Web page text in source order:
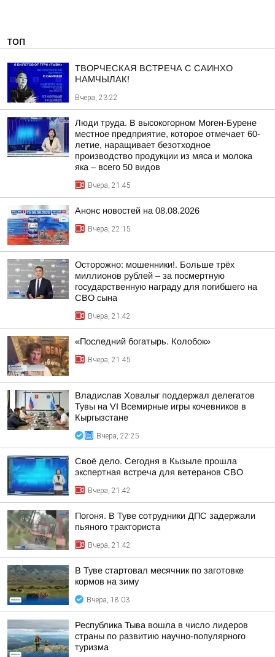
ТОП
ТВОРЧЕСКАЯ ВСТРЕЧА С САИНХО
НАМЧЫЛАК!
Вчера, 23:22
Люди труда. В высокогорном Моген-Бурене
местное предприятие, которое отмечает 60-
летие, наращивает безотходное
производство продукции из мяса и молока
яка – всего 50 видов
Вчера, 21:45
Анонс новостей на 08.08.2026
Вчера, 22:15
Осторожно: мошенники!. Больше трёх
миллионов рублей – за посмертную
государственную награду для погибшего на
СВО сына
Вчера, 21:42
«Последний богатырь. Колобок»
Вчера, 21:45
Владислав Ховалыг поддержал делегатов
Тувы на VI Всемирные игры кочевников в
Кыргызстане
Вчера, 22:25
Своё дело. Сегодня в Кызыле прошла
экспертная встреча для ветеранов СВО
Вчера, 21:42
Погоня. В Туве сотрудники ДПС задержали
пьяного тракториста
Вчера, 21:42
В Туве стартовал месячник по заготовке
кормов на зиму
Вчера, 18:03
Республика Тыва вошла в число лидеров
страны по развитию научно-популярного
туризма